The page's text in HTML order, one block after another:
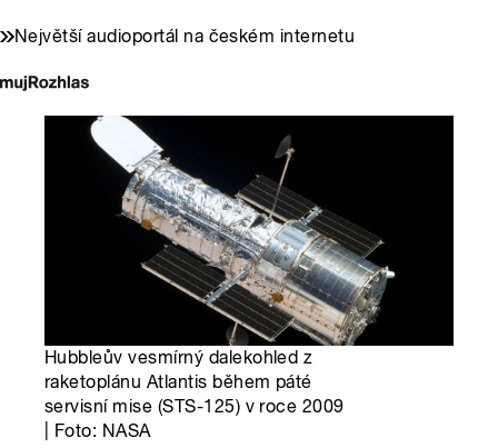
Největší audioportál na českém internetu
Hubbleův vesmírný dalekohled z
raketoplánu Atlantis během páté
servisní mise (STS-125) v roce 2009
| Foto: NASA